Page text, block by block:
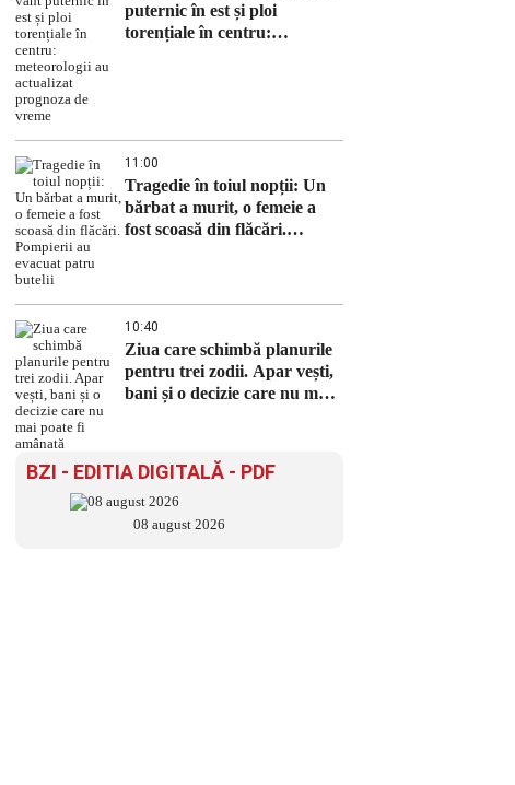
puternic în est și ploi
torențiale în centru:
11:00
Tragedie în toiul nopții: Un
bărbat a murit, o femeie a
fost scoasă din flăcări.
10:40
Ziua care schimbă planurile
pentru trei zodii. Apar vești,
bani și o decizie care nu mai
BZI - EDITIA DIGITALĂ - PDF
08 august 2026